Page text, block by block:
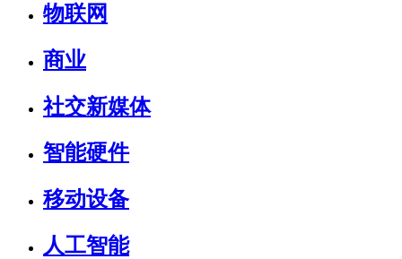
物联网
商业
社交新媒体
智能硬件
移动设备
人工智能